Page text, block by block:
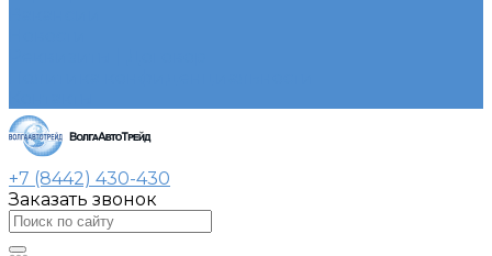
+7 (8442) 430-430
Заказать звонок